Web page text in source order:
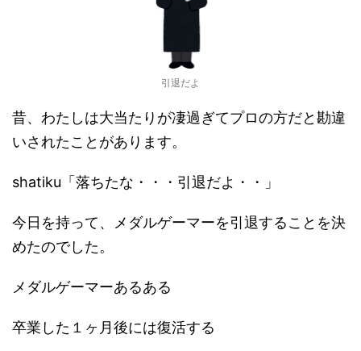
引退だよ
昔、わたしは大当たりが凄過ぎてプロの方だと勘違
いされたことがあります。
shatiku「落ちたな・・・引退だよ・・」
今日を持って、メダルゲーマーを引退することを決
めたのでした。
メダルゲーマーあるある
卒業した１ヶ月後には復活する